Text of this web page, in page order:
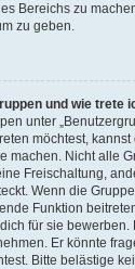
Bereichs zu
zu geben.
und wie trete
unter
möchtest,
machen. Nicht alle
Freischaltung,
Wenn die
Funktion
für sie
Er könnte
Bitte belästige